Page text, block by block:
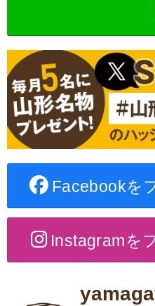
Facebookを
Instagramを